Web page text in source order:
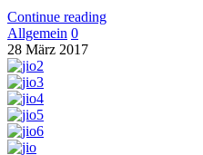
Continue reading
Allgemein 0
28 März 2017